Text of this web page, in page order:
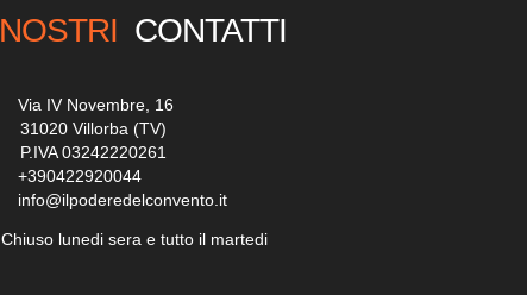
NOSTRI CONTATTI
Via IV Novembre, 16
31020 Villorba (TV)
P.IVA 03242220261
+390422920044
info@ilpoderedelconvento.it
Chiuso lunedi sera e tutto il martedi